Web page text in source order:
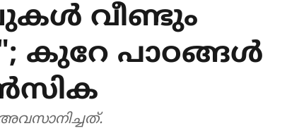
വീണ്ടും
കുറേ പാഠങ്ങൾ